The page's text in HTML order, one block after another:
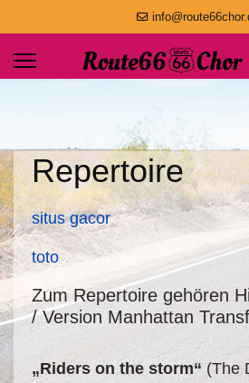
Repertoire
situs gacor
toto
Zum Repertoire gehören
/ Version Manhattan
„Riders on the storm“ (The